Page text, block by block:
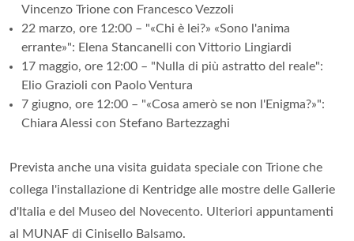
Vincenzo Trione con Francesco Vezzoli
22 marzo, ore 12:00 – "«Chi è lei?» «Sono l'anima
errante»": Elena Stancanelli con Vittorio Lingiardi
17 maggio, ore 12:00 – "Nulla di più astratto del reale":
Elio Grazioli con Paolo Ventura
7 giugno, ore 12:00 – "«Cosa amerò se non l'Enigma?»":
Chiara Alessi con Stefano Bartezzaghi
Prevista anche una visita guidata speciale con Trione che
collega l'installazione di Kentridge alle mostre delle Gallerie
d'Italia e del Museo del Novecento. Ulteriori appuntamenti
al MUNAF di Cinisello Balsamo.